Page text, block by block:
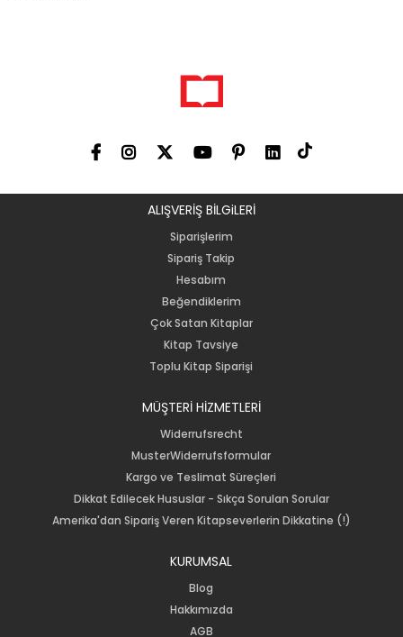
ALIŞVERİŞ BİLGiLERİ
Siparişlerim
Sipariş Takip
Hesabım
Beğendiklerim
Çok Satan Kitaplar
Kitap Tavsiye
Toplu Kitap Siparişi
MÜŞTERİ HİZMETLERİ
Widerrufsrecht
MusterWiderrufsformular
Kargo ve Teslimat Süreçleri
Dikkat Edilecek Hususlar - Sıkça Sorulan Sorular
Amerika'dan Sipariş Veren Kitapseverlerin Dikkatine (!)
KURUMSAL
Blog
Hakkımızda
AGB